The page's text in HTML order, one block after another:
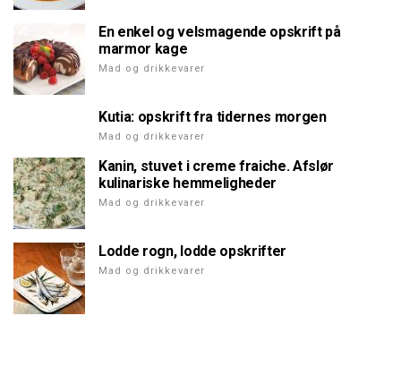
En enkel og velsmagende opskrift på
marmor kage
Mad og drikkevarer
Kutia: opskrift fra tidernes morgen
Mad og drikkevarer
Kanin, stuvet i creme fraiche. Afslør
kulinariske hemmeligheder
Mad og drikkevarer
Lodde rogn, lodde opskrifter
Mad og drikkevarer